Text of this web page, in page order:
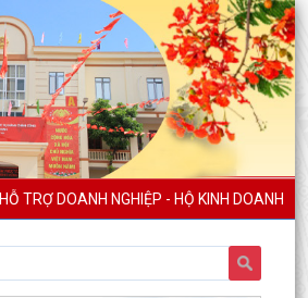
HỖ TRỢ DOANH NGHIỆP - HỘ KINH DOANH